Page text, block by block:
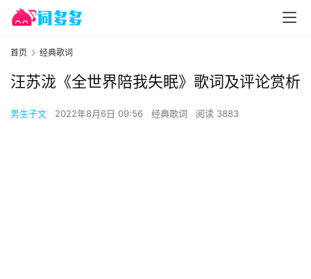
首页 经典歌词
汪苏泷《全世界陪我失眠》歌词及评论赏析
男生子文 2022年8月6日 09:56 经典歌词 阅读 3883